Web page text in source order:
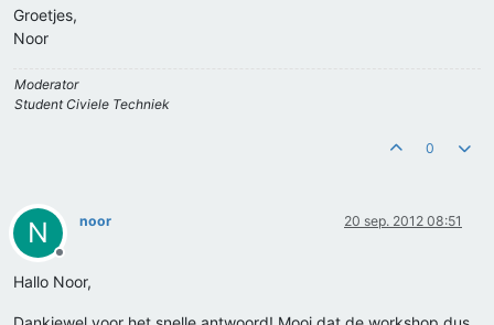
Groetjes,
Noor
Moderator
Student Civiele Techniek
0
N
Offline
noor 20 sep. 2012 08:51
Hallo Noor,